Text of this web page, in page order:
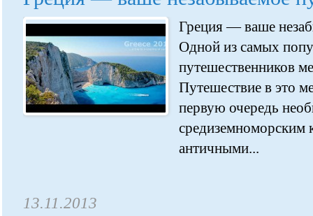
Греция — ваше
Одной из самых
путешественников
Путешествие в это
первую очередь
средиземноморским
античными...
13.11.2013